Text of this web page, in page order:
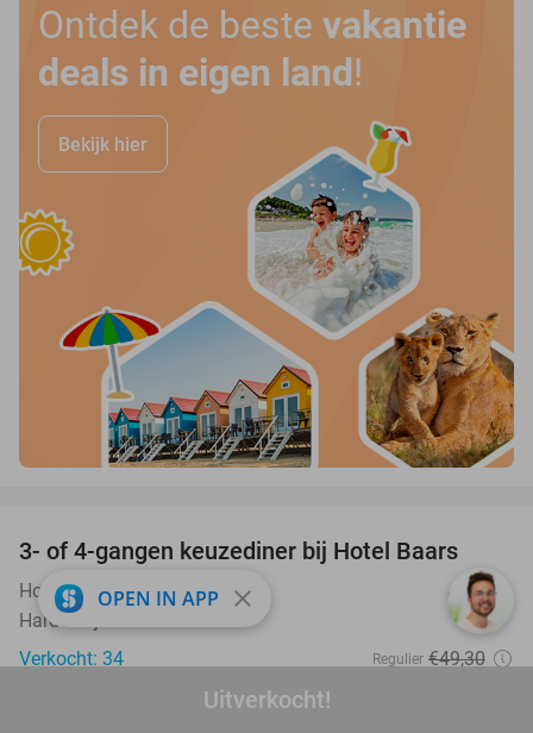
Uitverkocht!
Ontdek de beste vakantie
deals in eigen land !
Bekijk hier
45%
3- of 4-gangen keuzediner bij Hotel Baars
Hotel Baars 9.9star
Harderwijk
Verkocht: 34
Regulier €49,30
OPEN IN APP close